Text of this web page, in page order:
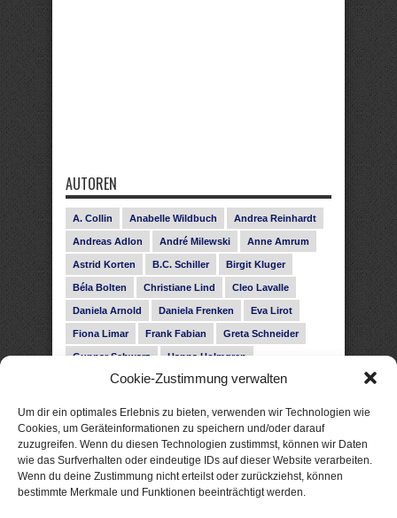
Cookie-Zustimmung verwalten
Um dir ein optimales Erlebnis zu bieten, verwenden wir Technologien wie
Cookies, um Geräteinformationen zu speichern und/oder darauf
zuzugreifen. Wenn du diesen Technologien zustimmst, können wir Daten
wie das Surfverhalten oder eindeutige IDs auf dieser Website verarbeiten.
Wenn du deine Zustimmung nicht erteilst oder zurückziehst, können
bestimmte Merkmale und Funktionen beeinträchtigt werden.
AUTOREN
A. Collin Anabelle Wildbuch Andrea Reinhardt
Andreas Adlon André Milewski Anne Amrum
Astrid Korten B.C. Schiller Birgit Kluger
Béla Bolten Christiane Lind Cleo Lavalle
Daniela Arnold Daniela Frenken Eva Lirot
Fiona Limar Frank Fabian Greta Schneider
Gunnar Schwarz Hanna Holmgren
Heike Fröhling Ina Glahe Ivo Pala J. Vellguth
Leonie Haubrich Lilly Labord Livia Pipes
Malin Blunk Marcus Hünnebeck Martin Krist
Melisa Schwermer Nele Bruun Nika Lubitsch
Noah Fitz Nora Amelie René Junge